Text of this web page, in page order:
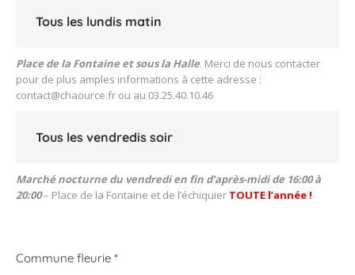
Tous les lundis matin
Place de la Fontaine et sous la Halle. Merci de nous contacter
pour de plus amples informations à cette adresse :
contact@chaource.fr ou au 03.25.40.10.46
Tous les vendredis soir
Marché nocturne du vendredi en fin d’après-midi de 16:00 à
20:00– Place de la Fontaine et de l’échiquier TOUTE l’année !
Commune fleurie *